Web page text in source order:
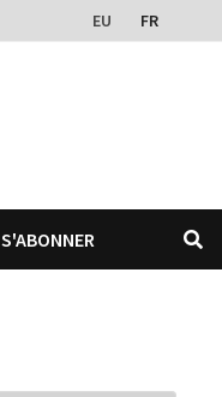
EU FR
S'ABONNER